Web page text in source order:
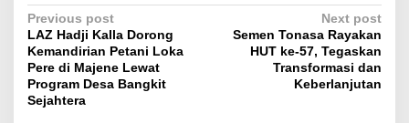
P
o
s
t
Previous post
LAZ Hadji Kalla Dorong
Kemandirian Petani Loka
Pere di Majene Lewat
Program Desa Bangkit
Sejahtera
Next post
Semen Tonasa Rayakan
HUT ke-57, Tegaskan
Transformasi dan
Keberlanjutan